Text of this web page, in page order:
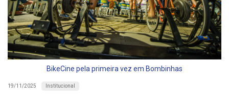
BikeCine pela primeira vez em Bombinhas
19/11/2025 Institucional